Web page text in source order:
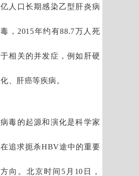
亿人口长期感染乙型肝炎病
毒，2015年约有88.7万人死
于相关的并发症，例如肝硬
化、肝癌等疾病。
病毒的起源和演化是科学家
在追求扼杀HBV途中的重要
方向。北京时间5月10日，